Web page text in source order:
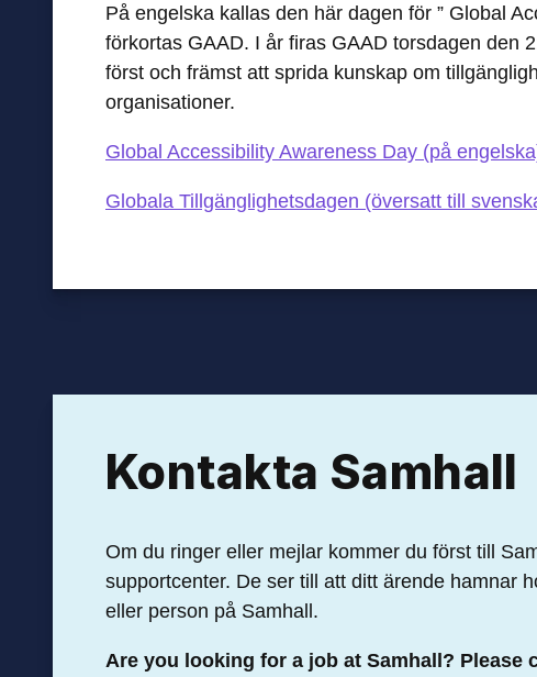
På engelska kallas den här dagen för ” Global
förkortas GAAD. I år firas GAAD torsdagen den
först och främst att sprida kunskap om
organisationer.
Global Accessibility Awareness Day (på
Globala Tillgänglighetsdagen (översatt till
Kontakta Samhall
Om du ringer eller mejlar kommer du först till
supportcenter. De ser till att ditt ärende hamnar
eller person på Samhall.
Are you looking for a job at Samhall? Please